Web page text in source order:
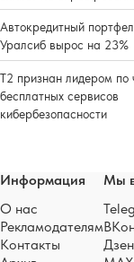
Автокредитный
Уралсиб вырос на 23%
Т2 признан лидером по
бесплатных сервисов
кибербезопасности
Информация
О нас
Рекламодателям
Контакты
Мы
Дзен